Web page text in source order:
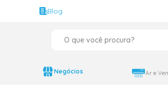
Blog
Negócios Ar e
ar condicionado 12000